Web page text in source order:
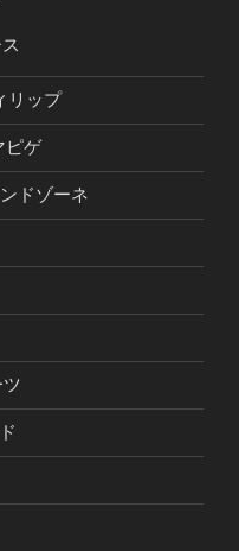
リップ
ピゲ
ドゾーネ